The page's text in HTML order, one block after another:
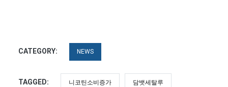
CATEGORY: NEWS
TAGGED: 니코틴소비증가 담뱃세탈루